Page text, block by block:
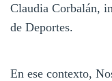
Claudia Corbalán,
de Deportes.
En ese contexto,